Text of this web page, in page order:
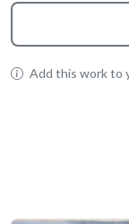
Add this work to